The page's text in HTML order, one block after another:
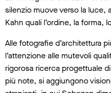
silenzio muove verso la luce,
Kahn quali l’ordine, la forma,
Alle fotografie d’architettura
l’attenzione alle mutevoli
rigorosa ricerca progettuale
più note, si aggiungono